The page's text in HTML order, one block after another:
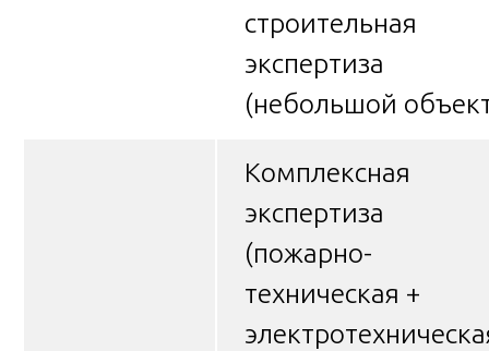
строительная
экспертиза
(небольшой
Комплексная
экспертиза
(пожарно-
техническая +